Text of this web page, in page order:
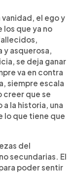
vanidad, el ego y
los que ya no
y asquerosa,
se deja ganar
va en contra
siempre escala
creer que se
la historia, una
lo que tiene que
del
secundarias. El
poder sentir